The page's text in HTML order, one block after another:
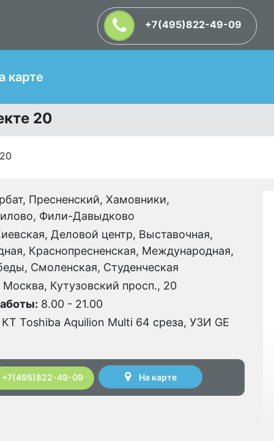
+7(495)822-49-09
карте
20
Пресненский, Хамовники,
Фили-Давыдково
Деловой центр, Выставочная,
Краснопресненская, Международная,
Смоленская, Студенческая
Москва, Кутузовский просп., 20
8.00 - 21.00
Toshiba Aquilion Multi 64 среза, УЗИ GE
+7(495)822-49-09 На карте